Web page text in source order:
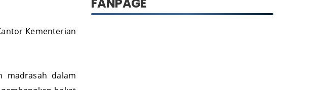
Kementerian
madrasah dalam
FANPAGE